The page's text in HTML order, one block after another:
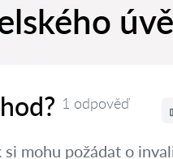
1 odpověď
mohu požádat o